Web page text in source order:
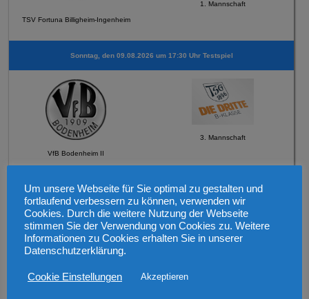
TSV Fortuna Billigheim-Ingenheim
1. Mannschaft
Sonntag, den 09.08.2026 um 17:30 Uhr Testspiel
VfB Bodenheim II
3. Mannschaft
Sonntag, den 069.08.2026 um 12:30 Uhr Testspiel
Um unsere Webseite für Sie optimal zu gestalten und
fortlaufend verbessern zu können, verwenden wir
Cookies. Durch die weitere Nutzung der Webseite
stimmen Sie der Verwendung von Cookies zu. Weitere
Informationen zu Cookies erhalten Sie in unserer
Datenschutzerklärung.
Cookie Einstellungen Akzeptieren